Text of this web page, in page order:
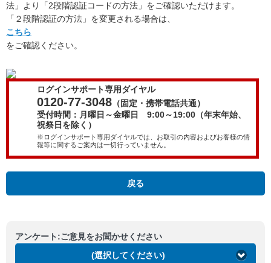
法」より「2段階認証コードの方法」をご確認いただけます。
「２段階認証の方法」を変更される場合は、
こちら
をご確認ください。
ログインサポート専用ダイヤル
0120-77-3048（固定・携帯電話共通）
受付時間：月曜日～金曜日 9:00～19:00（年末年始、
祝祭日を除く）
※ログインサポート専用ダイヤルでは、お取引の内容およびお客様の情
報等に関するご案内は一切行っていません。
戻る
アンケート:ご意見をお聞かせください
(選択してください)